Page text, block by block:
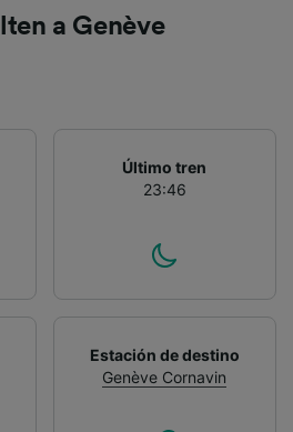
a Genève
Último tren
23:46
Estación de destino
Genève Cornavin